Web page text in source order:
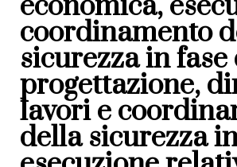
coordinamento
sicurezza in fase
progettazione,
lavori e
della sicurezza